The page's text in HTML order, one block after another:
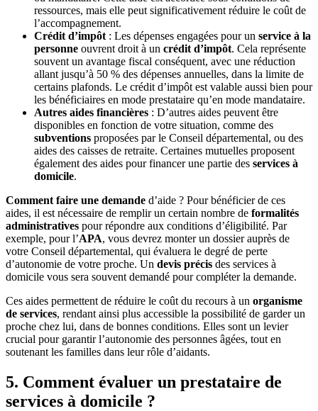
ressources, mais elle peut significativement réduire le coût de
l’accompagnement.
Crédit d’impôt : Les dépenses engagées pour un service à la
personne ouvrent droit à un crédit d’impôt. Cela représente
souvent un avantage fiscal conséquent, avec une réduction
allant jusqu’à 50 % des dépenses annuelles, dans la limite de
certains plafonds. Le crédit d’impôt est valable aussi bien pour
les bénéficiaires en mode prestataire qu’en mode mandataire.
Autres aides financières : D’autres aides peuvent être
disponibles en fonction de votre situation, comme des
subventions proposées par le Conseil départemental, ou des
aides des caisses de retraite. Certaines mutuelles proposent
également des aides pour financer une partie des services à
domicile.
Comment faire une demande d’aide ? Pour bénéficier de ces
aides, il est nécessaire de remplir un certain nombre de formalités
administratives pour répondre aux conditions d’éligibilité. Par
exemple, pour l’APA, vous devrez monter un dossier auprès de
votre Conseil départemental, qui évaluera le degré de perte
d’autonomie de votre proche. Un devis précis des services à
domicile vous sera souvent demandé pour compléter la demande.
Ces aides permettent de réduire le coût du recours à un organisme
de services, rendant ainsi plus accessible la possibilité de garder un
proche chez lui, dans de bonnes conditions. Elles sont un levier
crucial pour garantir l’autonomie des personnes âgées, tout en
soutenant les familles dans leur rôle d’aidants.
5. Comment évaluer un prestataire de
services à domicile ?